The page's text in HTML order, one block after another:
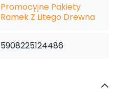
Promocyjne Pakiety
Ramek Z Litego Drewna
5908225124486